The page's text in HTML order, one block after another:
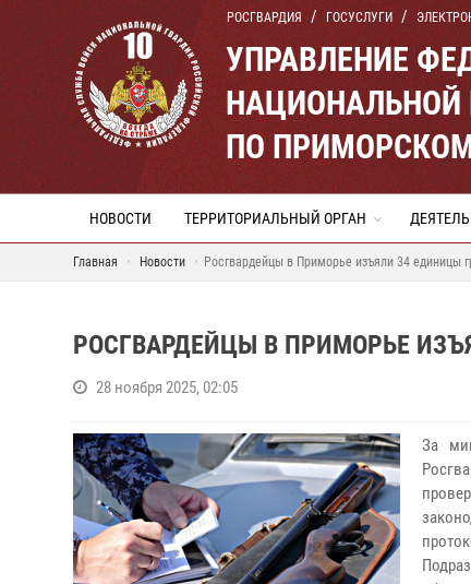
РОСГВАРДИЯ ГОСУСЛУГИ
УПРАВЛЕНИЕ
НАЦИОНАЛЬНОЙ
ПО
НОВОСТИ ТЕРРИТОРИАЛЬНЫЙ ОРГАН
Главная Новости Росгвардейцы в Приморье изъяли 34 единицы
РОСГВАРДЕЙЦЫ В ПРИМОРЬЕ
28 ноября 2025, 02:05
За